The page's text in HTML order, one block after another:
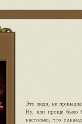
Это люди, не
Ну, или проще было
настолько, что